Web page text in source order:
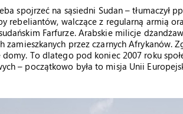
spojrzeć na sąsiedni Sudan – tłumaczył
rebeliantów, walczące z regularną armią
Farfurze. Arabskie milicje
zamieszkanych przez czarnych Afrykanów.
To dlatego pod koniec 2007 roku
– początkowo była to misja Unii